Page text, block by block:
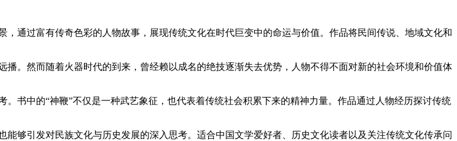
，通过富有传奇色彩的人物故事，展现传统文化在时代巨变中的命运与价值。作品将民间传说、地域文化和
。然而随着火器时代的到来，曾经赖以成名的绝技逐渐失去优势，人物不得不面对新的社会环境和价值体
书中的“神鞭”不仅是一种武艺象征，也代表着传统社会积累下来的精神力量。作品通过人物经历探讨传统
够引发对民族文化与历史发展的深入思考。适合中国文学爱好者、历史文化读者以及关注传统文化传承问